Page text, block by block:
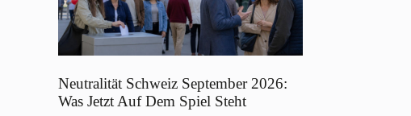
Neutralität Schweiz September 2026:
Was Jetzt Auf Dem Spiel Steht